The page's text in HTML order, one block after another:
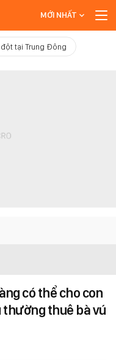
MỚI NHẤT
tại Trung Đông
có thể cho con
thường thuê bà vú